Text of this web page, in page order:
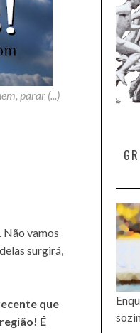
parar (...)
Não vamos
surgirá,
que
É